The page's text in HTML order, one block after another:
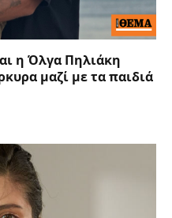
η Όλγα Πηλιάκη
μαζί με τα παιδιά